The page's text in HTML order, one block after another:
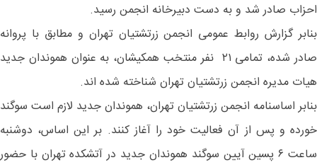
احزاب صادر شد و به دست دبیرخانه انجمن رسید.
بنابر گزارش روابط عمومی انجمن زرتشتیان تهران و مطابق با پروانه
صادر شده، تمامی ۲۱ نفر منتخب همکیشان، به عنوان هموندان جدید
هیات مدیره انجمن زرتشتیان تهران شناخته شده اند.
بنابر اساسنامه انجمن زرتشتیان تهران، هموندان جدید لازم است سوگند
خورده و پس از آن فعالیت خود را آغاز کنند. بر این اساس، دوشنبه
ساعت ۶ پسین آیین سوگند هموندان جدید در آتشکده تهران با حضور